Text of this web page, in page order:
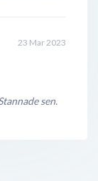
23 Mar 2023
sen.